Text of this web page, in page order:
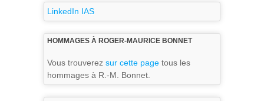
LinkedIn IAS
HOMMAGES À ROGER-MAURICE BONNET
Vous trouverez sur cette page tous les
hommages à R.-M. Bonnet.